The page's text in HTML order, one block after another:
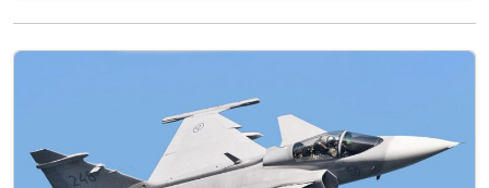
Défense britannique, en réponse à une